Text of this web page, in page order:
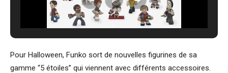
Pour Halloween, Funko sort de nouvelles figurines de sa
gamme “5 étoiles” qui viennent avec différents accessoires.